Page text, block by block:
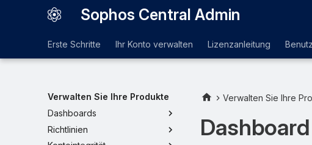
Sophos Central Admin
Erste Schritte Ihr Konto verwalten Lizenzanleitung
Verwalten Sie Ihre Produkte
Dashboards
Richtlinien
Verwalten Sie Ihre
Dashboard